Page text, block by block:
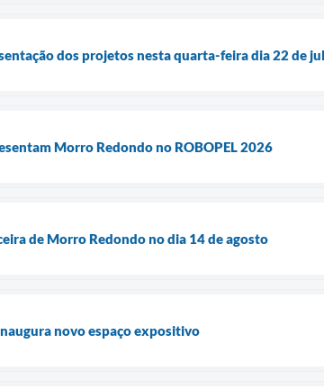
dos projetos nesta quarta-feira dia 22 de
Morro Redondo no ROBOPEL 2026
de Morro Redondo no dia 14 de agosto
novo espaço expositivo